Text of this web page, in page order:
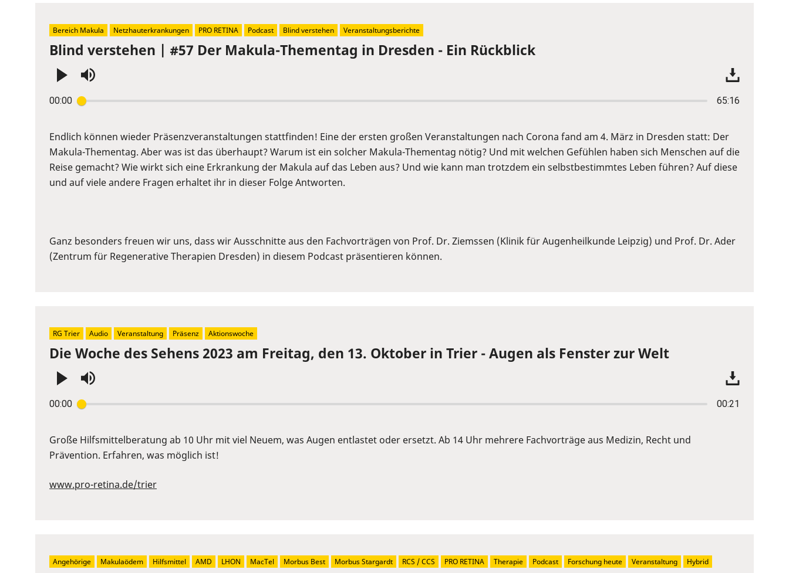
Blind verstehen | #57 Der Makula-Thementag in Dresden - Ein Rückblick
00:00 65:16
Enter
Space
to
show
volume
Endlich können wieder Präsenzveranstaltungen stattfinden! Eine der ersten großen Veranstaltungen nach Corona fand am 4. März in Dresden statt: Der
Makula-Thementag. Aber was ist das überhaupt? Warum ist ein solcher Makula-Thementag nötig? Und mit welchen Gefühlen haben sich Menschen auf die
Reise gemacht? Wie wirkt sich eine Erkrankung der Makula auf das Leben aus? Und wie kann man trotzdem ein selbstbestimmtes Leben führen? Auf diese
und auf viele andere Fragen erhaltet ihr in dieser Folge Antworten.
Ganz besonders freuen wir uns, dass wir Ausschnitte aus den Fachvorträgen von Prof. Dr. Ziemssen (Klinik für Augenheilkunde Leipzig) und Prof. Dr. Ader
(Zentrum für Regenerative Therapien Dresden) in diesem Podcast präsentieren können.
Bereich Makula Netzhauterkrankungen PRO RETINA Podcast Blind verstehen Veranstaltungsberichte
Die Woche des Sehens 2023 am Freitag, den 13. Oktober in Trier - Augen als Fenster zur Welt
00:00 00:21
Enter
Space
to
volume
Große Hilfsmittelberatung ab 10 Uhr mit viel Neuem, was Augen entlastet oder ersetzt. Ab 14 Uhr mehrere Fachvorträge aus Medizin, Recht und
Prävention. Erfahren, was möglich ist!
www.pro-retina.de/trier
RG Trier Audio Veranstaltung Präsenz Aktionswoche
Angehörige Makulaödem Hilfsmittel AMD LHON MacTel Morbus Best Morbus Stargardt RCS / CCS PRO RETINA Therapie Podcast Forschung heute Veranstaltung Hybrid